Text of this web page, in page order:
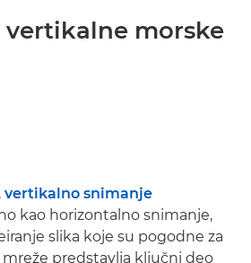
vertikalne morske
vertikalno snimanje
kao horizontalno snimanje,
slika koje su pogodne za
predstavlja ključni deo